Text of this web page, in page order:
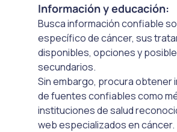
Información y educación:
Busca información confiable
específico de cáncer, sus
disponibles, opciones y
secundarios.
Sin embargo, procura obtener
de fuentes confiables como
instituciones de salud
web especializados en cáncer.